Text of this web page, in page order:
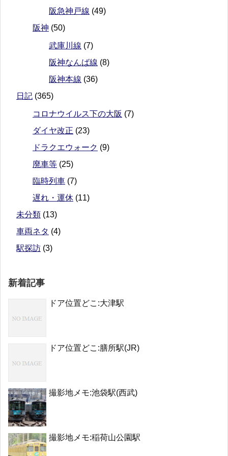
阪急神戸線 (49)
阪神 (50)
武庫川線 (7)
阪神なんば線 (8)
阪神本線 (36)
日記 (365)
コロナウイルス下の大阪 (7)
ダイヤ改正 (23)
ドラクエウォーク (9)
廃車等 (25)
臨時列車 (7)
遅れ・運休 (11)
未分類 (13)
車両ネタ (4)
駅探訪 (3)
新着記事
ドア位置どこ:大津駅
ドア位置どこ:膳所駅(JR)
撮影地メモ:池袋駅(西武)
撮影地メモ:稲荷山公園駅